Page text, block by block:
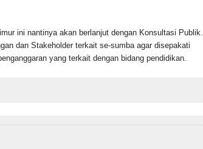
ini nantinya akan berlanjut dengan Konsultasi Publik.
dan Stakeholder terkait se-sumba agar disepakati
yang terkait dengan bidang pendidikan.